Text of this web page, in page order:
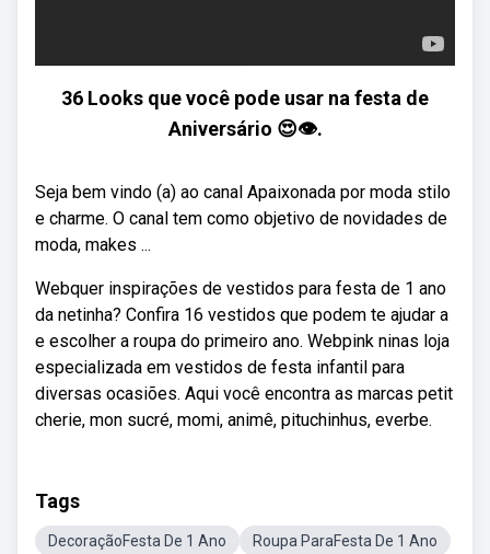
36 Looks que você pode usar na festa de
Aniversário 😍👁️.
Seja bem vindo (a) ao canal Apaixonada por moda stilo
e charme. O canal tem como objetivo de novidades de
moda, makes ...
Webquer inspirações de vestidos para festa de 1 ano
da netinha? Confira 16 vestidos que podem te ajudar a
e escolher a roupa do primeiro ano. Webpink ninas loja
especializada em vestidos de festa infantil para
diversas ocasiões. Aqui você encontra as marcas petit
cherie, mon sucré, momi, animê, pituchinhus, everbe.
Tags
DecoraçãoFesta De 1 Ano Roupa ParaFesta De 1 Ano